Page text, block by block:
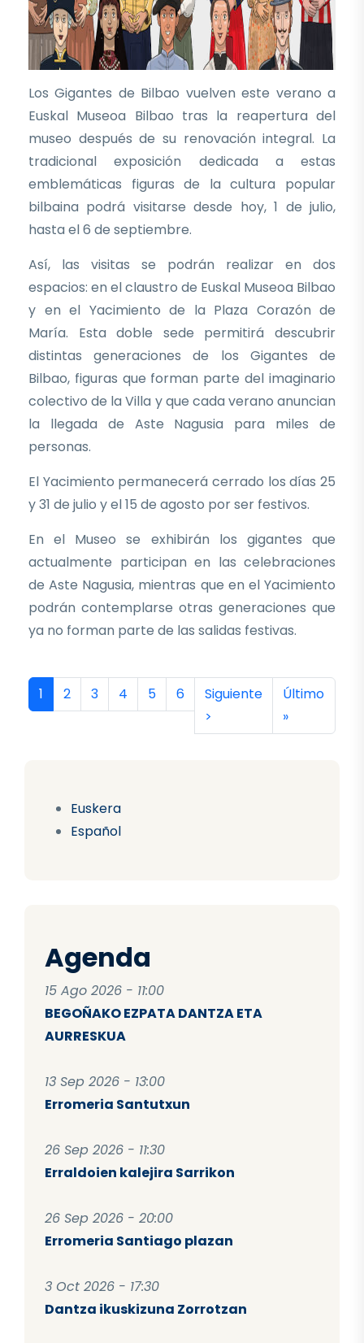
Euskera
Español
Agenda
15 Ago 2026 - 11:00
BEGOÑAKO EZPATA DANTZA ETA
AURRESKUA
13 Sep 2026 - 13:00
Erromeria Santutxun
26 Sep 2026 - 11:30
Erraldoien kalejira Sarrikon
26 Sep 2026 - 20:00
Erromeria Santiago plazan
3 Oct 2026 - 17:30
Dantza ikuskizuna Zorrotzan
Los Gigantes de Bilbao vuelven este verano a
Euskal Museoa Bilbao tras la reapertura del
museo después de su renovación integral. La
tradicional exposición dedicada a estas
emblemáticas figuras de la cultura popular
bilbaina podrá visitarse desde hoy, 1 de julio,
hasta el 6 de septiembre.
Así, las visitas se podrán realizar en dos
espacios: en el claustro de Euskal Museoa Bilbao
y en el Yacimiento de la Plaza Corazón de
María. Esta doble sede permitirá descubrir
distintas generaciones de los Gigantes de
Bilbao, figuras que forman parte del imaginario
colectivo de la Villa y que cada verano anuncian
la llegada de Aste Nagusia para miles de
personas.
El Yacimiento permanecerá cerrado los días 25
y 31 de julio y el 15 de agosto por ser festivos.
En el Museo se exhibirán los gigantes que
actualmente participan en las celebraciones
de Aste Nagusia, mientras que en el Yacimiento
podrán contemplarse otras generaciones que
ya no forman parte de las salidas festivas.
Paginación
Página actual
1 Página
2 Página
3 Página
4 Página
5 Página
6 Siguiente página
Siguiente
>
Última
Último
»